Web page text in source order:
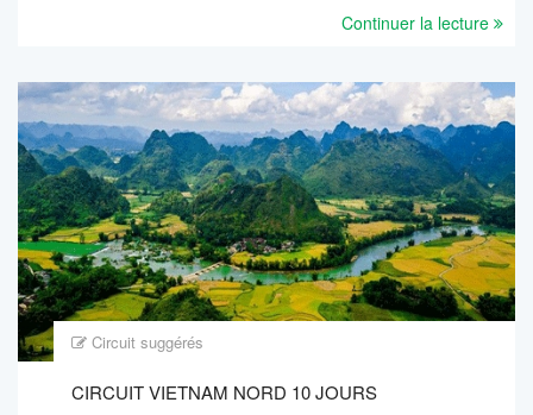
Continuer la lecture
Circuit suggérés
CIRCUIT VIETNAM NORD 10 JOURS